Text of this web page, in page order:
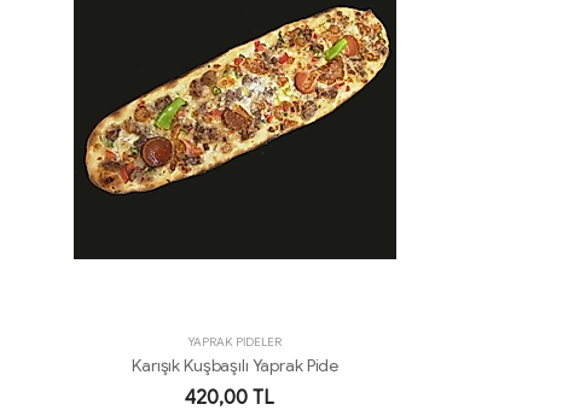
YAPRAK PİDELER
Karışık Kuşbaşılı Yaprak Pide
420,00 TL